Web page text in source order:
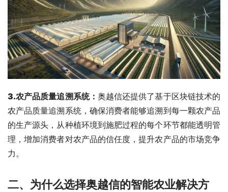
3.农产品质量追溯系统： 奥越信还提供了基于区块链技术的
农产品质量追溯系统，确保消费者能够追溯到每一颗农产品
的生产源头，从种植环境到施肥过程的每个环节都能透明管
理，增加消费者对农产品的信任度，提升农产品的市场竞争
力。
二、 为什么选择奥越信的智能农业解决方